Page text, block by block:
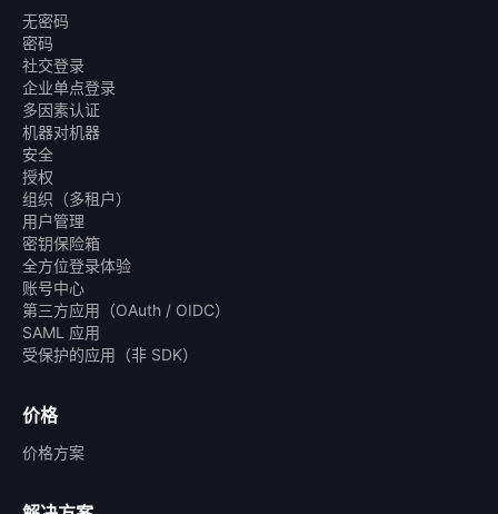
无密码
密码
社交登录
企业单点登录
多因素认证
机器对机器
安全
授权
组织（多租户）
用户管理
密钥保险箱
全方位登录体验
账号中心
第三方应用（OAuth / OIDC）
SAML 应用
受保护的应用（非 SDK）
价格
价格方案